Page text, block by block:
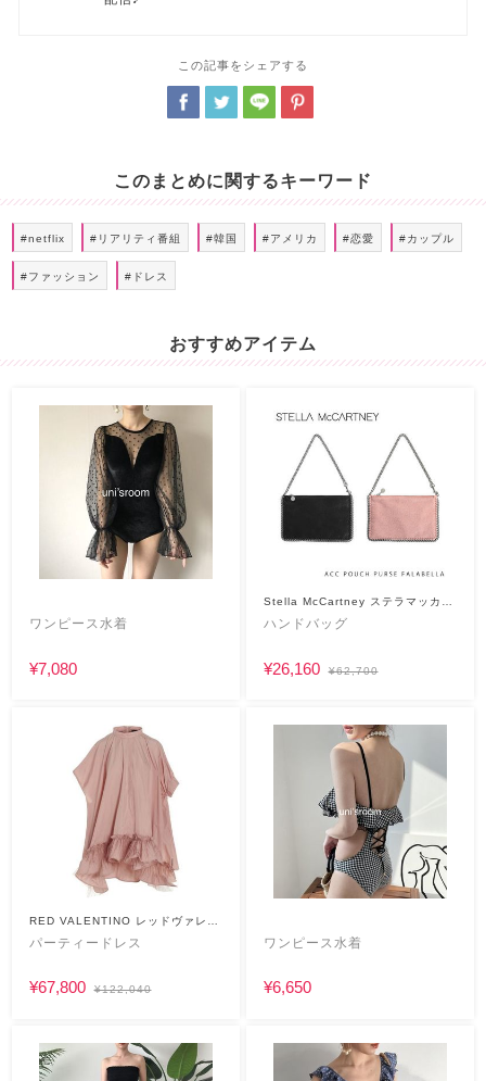
この記事をシェアする
このまとめに関するキーワード
#netflix #リアリティ番組 #韓国 #アメリカ #恋愛 #カップル
#ファッション #ドレス
おすすめアイテム
ワンピース水着
¥7,080
Stella McCartney ステラマッカー
トニー
ハンドバッグ
¥26,160 ¥62,700
RED VALENTINO レッドヴァレン
ティノ
パーティードレス
¥67,800 ¥122,040
ワンピース水着
¥6,650